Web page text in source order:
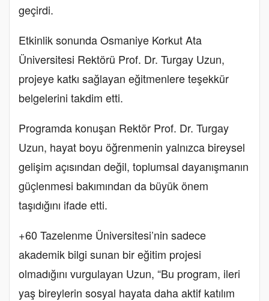
geçirdi.
Etkinlik sonunda Osmaniye Korkut Ata
Üniversitesi Rektörü Prof. Dr. Turgay Uzun,
projeye katkı sağlayan eğitmenlere teşekkür
belgelerini takdim etti.
Programda konuşan Rektör Prof. Dr. Turgay
Uzun, hayat boyu öğrenmenin yalnızca bireysel
gelişim açısından değil, toplumsal dayanışmanın
güçlenmesi bakımından da büyük önem
taşıdığını ifade etti.
+60 Tazelenme Üniversitesi’nin sadece
akademik bilgi sunan bir eğitim projesi
olmadığını vurgulayan Uzun, “Bu program, ileri
yaş bireylerin sosyal hayata daha aktif katılım